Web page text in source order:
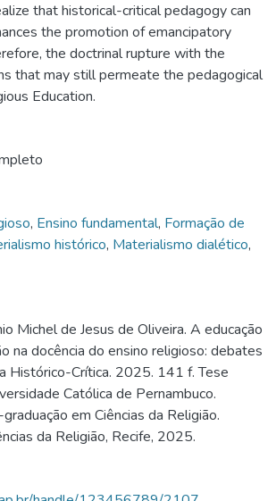
that historical-critical pedagogy can
the promotion of emancipatory
the doctrinal rupture with the
that may still permeate the pedagogical
Education.
, Ensino fundamental, Formação de
histórico, Materialismo dialético,
Michel de Jesus de Oliveira. A educação
na docência do ensino religioso: debates
Histórico-Crítica. 2025. 141 f. Tese
Católica de Pernambuco.
em Ciências da Religião.
da Religião, Recife, 2025.